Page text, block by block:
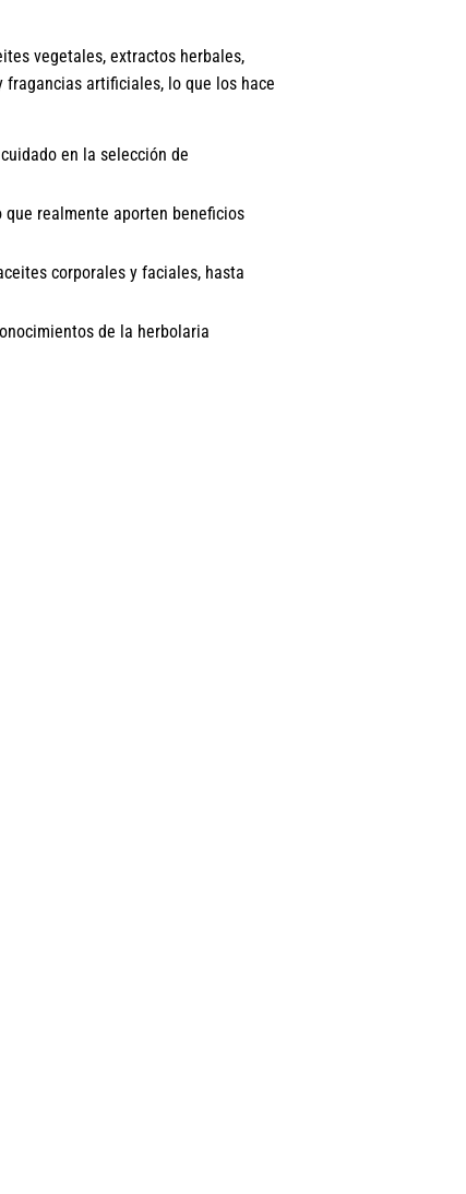
vegetales, extractos herbales,
artificiales, lo que los hace
en la selección de
realmente aporten beneficios
corporales y faciales, hasta
de la herbolaria